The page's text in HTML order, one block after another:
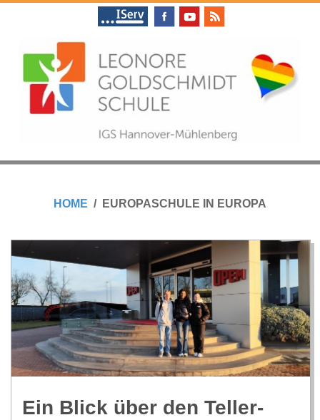
L
O
N
O
R
E
HOME EUROPASCHULE IN EUROPA
Ein Blick über den Tel­ler­